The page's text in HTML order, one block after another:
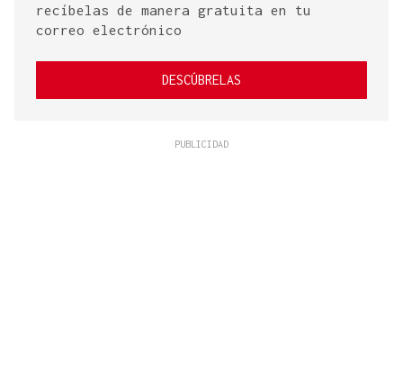
recíbelas de manera gratuita en tu
correo electrónico
DESCÚBRELAS